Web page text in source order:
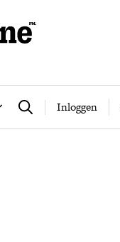
Zoeken Inloggen
Alles over filosofie